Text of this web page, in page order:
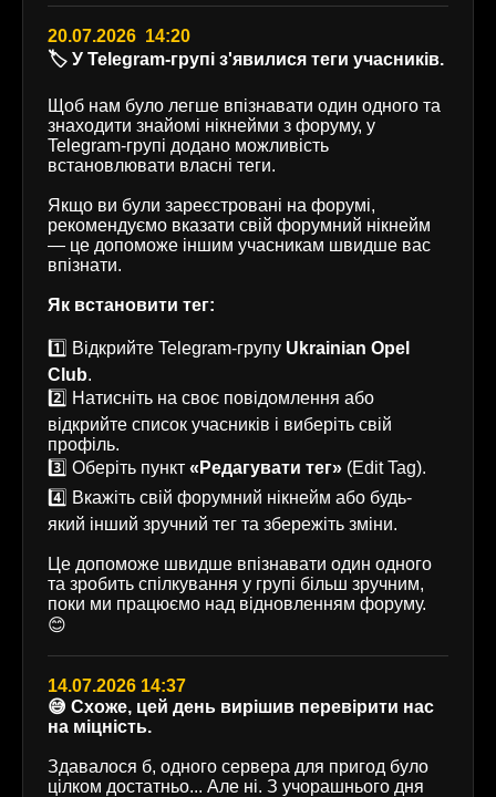
20.07.2026 14:20
🏷️ У Telegram-групі з'явилися теги учасників.
Щоб нам було легше впізнавати один одного та
знаходити знайомі нікнейми з форуму, у
Telegram-групі додано можливість
встановлювати власні теги.
Якщо ви були зареєстровані на форумі,
рекомендуємо вказати свій форумний нікнейм
— це допоможе іншим учасникам швидше вас
впізнати.
Як встановити тег:
1️⃣ Відкрийте Telegram-групу Ukrainian Opel
Club.
2️⃣ Натисніть на своє повідомлення або
відкрийте список учасників і виберіть свій
профіль.
3️⃣ Оберіть пункт «Редагувати тег» (Edit Tag).
4️⃣ Вкажіть свій форумний нікнейм або будь-
який інший зручний тег та збережіть зміни.
Це допоможе швидше впізнавати один одного
та зробить спілкування у групі більш зручним,
поки ми працюємо над відновленням форуму.
😊
14.07.2026 14:37
😅 Схоже, цей день вирішив перевірити нас
на міцність.
Здавалося б, одного сервера для пригод було
цілком достатньо... Але ні. З учорашнього дня